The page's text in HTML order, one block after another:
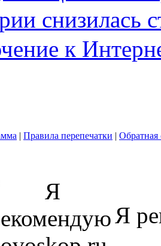
снизилась
к
| Правила перепечатки | Обратная
Я